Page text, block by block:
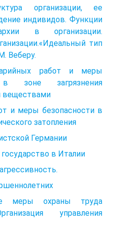
организации, ее
индивидов. Функции
в организации.
тип
Веберу.
работ и меры
в зоне загрязнения
веществами
и меры безопасности в
затопления
Германии
в Италии
меры охраны труда
управления